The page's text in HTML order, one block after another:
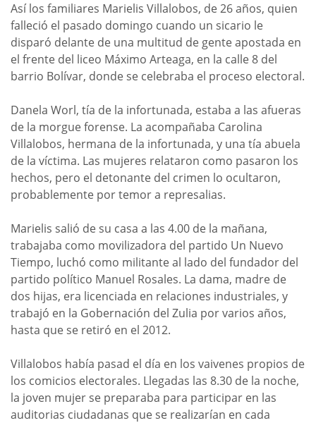
Así los familiares Marielis Villalobos, de 26 años, quien
falleció el pasado domingo cuando un sicario le
disparó delante de una multitud de gente apostada en
el frente del liceo Máximo Arteaga, en la calle 8 del
barrio Bolívar, donde se celebraba el proceso electoral.
Danela Worl, tía de la infortunada, estaba a las afueras
de la morgue forense. La acompañaba Carolina
Villalobos, hermana de la infortunada, y una tía abuela
de la víctima. Las mujeres relataron como pasaron los
hechos, pero el detonante del crimen lo ocultaron,
probablemente por temor a represalias.
Marielis salió de su casa a las 4.00 de la mañana,
trabajaba como movilizadora del partido Un Nuevo
Tiempo, luchó como militante al lado del fundador del
partido político Manuel Rosales. La dama, madre de
dos hijas, era licenciada en relaciones industriales, y
trabajó en la Gobernación del Zulia por varios años,
hasta que se retiró en el 2012.
Villalobos había pasad el día en los vaivenes propios de
los comicios electorales. Llegadas las 8.30 de la noche,
la joven mujer se preparaba para participar en las
auditorias ciudadanas que se realizarían en cada